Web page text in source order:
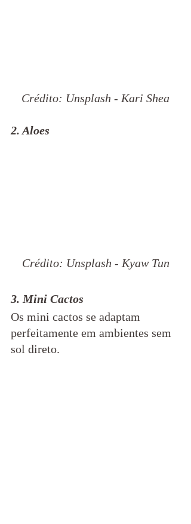
Crédito: Unsplash - Kari Shea
2. Aloes
Crédito: Unsplash - Kyaw Tun
3. Mini Cactos
Os mini cactos se adaptam
perfeitamente em ambientes sem
sol direto.